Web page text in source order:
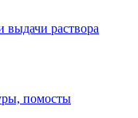
выдачи раствора
помосты